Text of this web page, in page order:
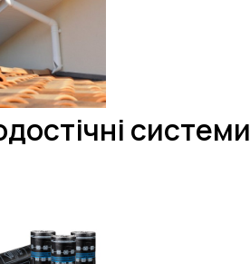
системи